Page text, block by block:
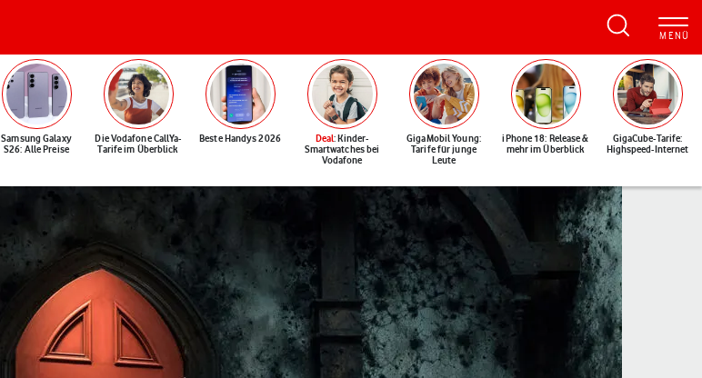
Samsung Galaxy
S26: Alle Preise
Die Vodafone CallYa-
Tarife im Überblick
Beste Handys 2026 Deal: Kinder-
Smartwatches bei
Vodafone
GigaMobil Young:
Tarife für junge
Leute
iPhone 18: Release &
mehr im Überblick
GigaCube-Tarife:
Highspeed-Internet